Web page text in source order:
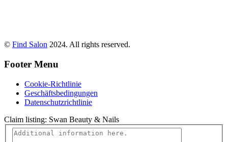
© Find Salon 2024. All rights reserved.
Footer Menu
Cookie-Richtlinie
Geschäftsbedingungen
Datenschutzrichtlinie
Claim listing: Swan Beauty & Nails